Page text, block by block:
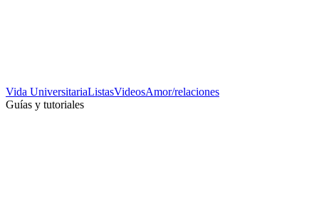
Vida UniversitariaListasVideosAmor/relaciones
Guías y tutoriales